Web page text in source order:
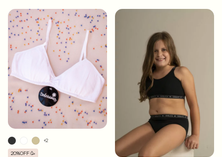
20%OFF 🥳
+2